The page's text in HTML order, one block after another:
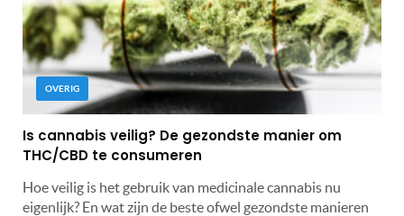
OVERIG
Is cannabis veilig? De gezondste manier om
THC/CBD te consumeren
Hoe veilig is het gebruik van medicinale cannabis nu
eigenlijk? En wat zijn de beste ofwel gezondste manieren